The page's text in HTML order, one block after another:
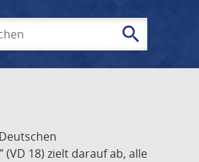
search
18) zielt darauf ab, alle